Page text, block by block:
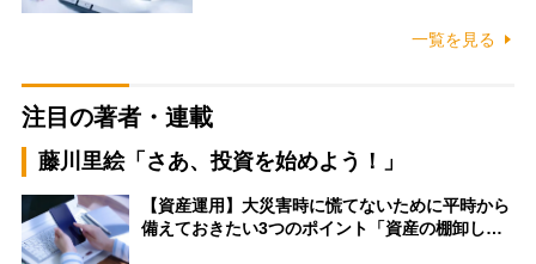
一覧を見る
注目の著者・連載
藤川里絵「さあ、投資を始めよう！」
【資産運用】大災害時に慌てないために平時から
備えておきたい3つのポイント「資産の棚卸し…